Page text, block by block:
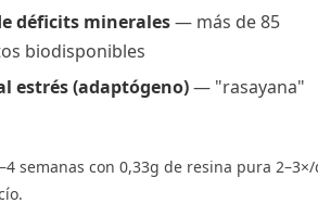
déficits minerales— más de 85
biodisponibles
estrés (adaptógeno)— "rasayana"
semanas con 0,33g de resina pura